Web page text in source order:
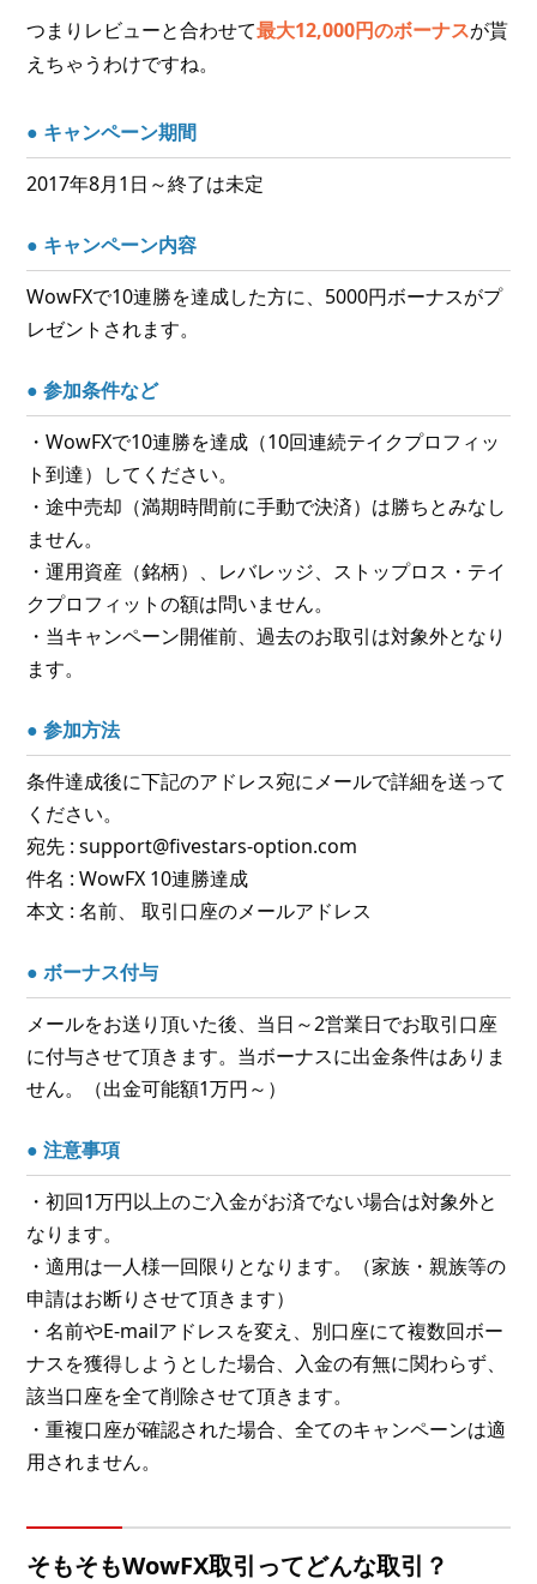
つまりレビューと合わせて最大12,000円のボーナスが貰
えちゃうわけですね。
● キャンペーン期間
2017年8月1日～終了は未定
● キャンペーン内容
WowFXで10連勝を達成した方に、5000円ボーナスがプ
レゼントされます。
● 参加条件など
・WowFXで10連勝を達成（10回連続テイクプロフィッ
ト到達）してください。
・途中売却（満期時間前に手動で決済）は勝ちとみなし
ません。
・運用資産（銘柄）、レバレッジ、ストップロス・テイ
クプロフィットの額は問いません。
・当キャンペーン開催前、過去のお取引は対象外となり
ます。
● 参加方法
条件達成後に下記のアドレス宛にメールで詳細を送って
ください。
宛先 : support@fivestars-option.com
件名 : WowFX 10連勝達成
本文 : 名前、 取引口座のメールアドレス
● ボーナス付与
メールをお送り頂いた後、当日～2営業日でお取引口座
に付与させて頂きます。当ボーナスに出金条件はありま
せん。（出金可能額1万円～）
● 注意事項
・初回1万円以上のご入金がお済でない場合は対象外と
なります。
・適用は一人様一回限りとなります。（家族・親族等の
申請はお断りさせて頂きます）
・名前やE-mailアドレスを変え、別口座にて複数回ボー
ナスを獲得しようとした場合、入金の有無に関わらず、
該当口座を全て削除させて頂きます。
・重複口座が確認された場合、全てのキャンペーンは適
用されません。
そもそもWowFX取引ってどんな取引？